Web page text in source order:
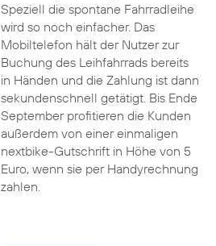
Speziell die spontane Fahrradleihe
wird so noch einfacher. Das
Mobiltelefon hält der Nutzer zur
Buchung des Leihfahrrads bereits
in Händen und die Zahlung ist dann
sekundenschnell getätigt. Bis Ende
September profitieren die Kunden
außerdem von einer einmaligen
nextbike-Gutschrift in Höhe von 5
Euro, wenn sie per Handyrechnung
zahlen.